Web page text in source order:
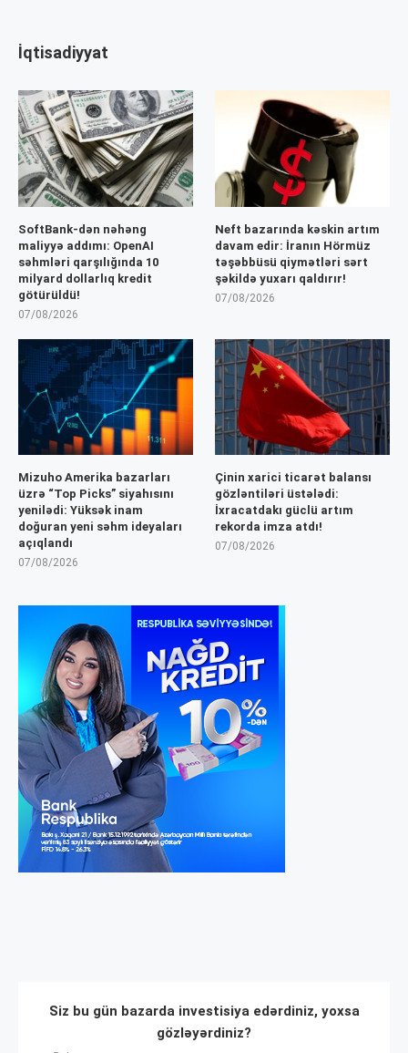
İqtisadiyyat
SoftBank-dən nəhəng
maliyyə addımı: OpenAI
səhmləri qarşılığında 10
milyard dollarlıq kredit
götürüldü!
07/08/2026
Neft bazarında kəskin artım
davam edir: İranın Hörmüz
təşəbbüsü qiymətləri sərt
şəkildə yuxarı qaldırır!
07/08/2026
Mizuho Amerika bazarları
üzrə “Top Picks” siyahısını
yenilədi: Yüksək inam
doğuran yeni səhm ideyaları
açıqlandı
07/08/2026
Çinin xarici ticarət balansı
gözləntiləri üstələdi:
İxracatdakı güclü artım
rekorda imza atdı!
07/08/2026
Siz bu gün bazarda investisiya edərdiniz, yoxsa
gözləyərdiniz?